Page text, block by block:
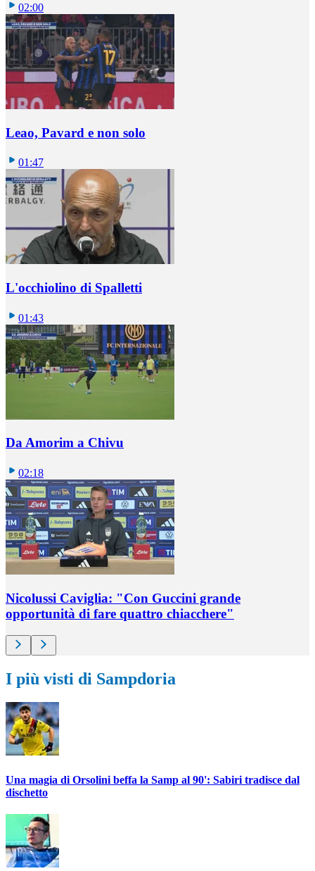
02:00
Leao, Pavard e non solo
01:47
L'occhiolino di Spalletti
01:43
Da Amorim a Chivu
02:18
Nicolussi Caviglia: "Con Guccini grande
opportunità di fare quattro chiacchere"
I più visti di Sampdoria
Una magia di Orsolini beffa la Samp al 90': Sabiri tradisce dal
dischetto